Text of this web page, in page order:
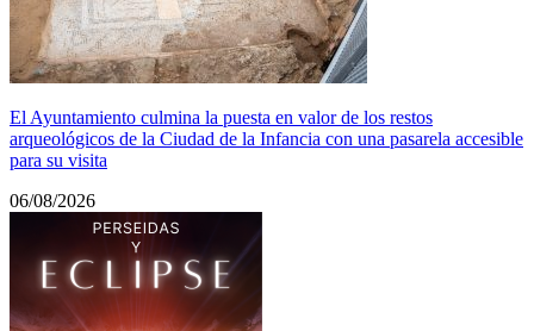
El Ayuntamiento culmina la puesta en valor de los restos
arqueológicos de la Ciudad de la Infancia con una pasarela accesible
para su visita
06/08/2026